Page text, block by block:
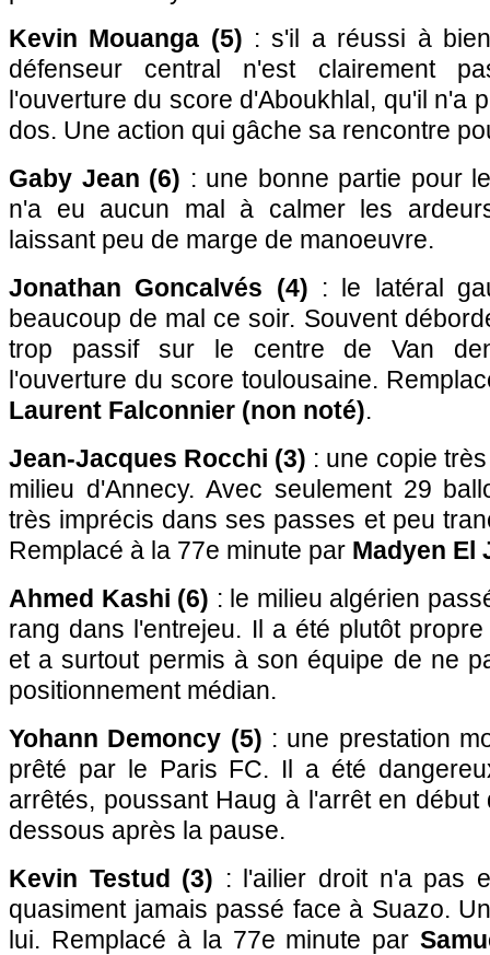
Kevin Mouanga (5) : s'il a réussi à
défenseur central n'est clairement
l'ouverture du score d'Aboukhlal, qu'il n'a
dos. Une action qui gâche sa rencontre
Gaby Jean (6) : une bonne partie pour
n'a eu aucun mal à calmer les
laissant peu de marge de manoeuvre.
Jonathan Goncalvés (4) : le latéral
beaucoup de mal ce soir. Souvent
trop passif sur le centre de Van
l'ouverture du score toulousaine.
Laurent Falconnier (non noté).
Jean-Jacques Rocchi (3) : une copie
milieu d'Annecy. Avec seulement 29
très imprécis dans ses passes et peu
Remplacé à la 77e minute par Madyen El
Ahmed Kashi (6) : le milieu algérien
rang dans l'entrejeu. Il a été plutôt
et a surtout permis à son équipe de ne
positionnement médian.
Yohann Demoncy (5) : une prestation
prêté par le Paris FC. Il a été
arrêtés, poussant Haug à l'arrêt en
dessous après la pause.
Kevin Testud (3) : l'ailier droit n'a pas
quasiment jamais passé face à Suazo.
lui. Remplacé à la 77e minute par